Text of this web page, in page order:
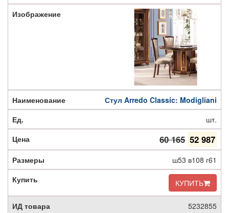
Стул Arredo Classic: Modigliani
шт.
60 165 52 987
ш53 в108 г61
КУПИТЬ
5232855